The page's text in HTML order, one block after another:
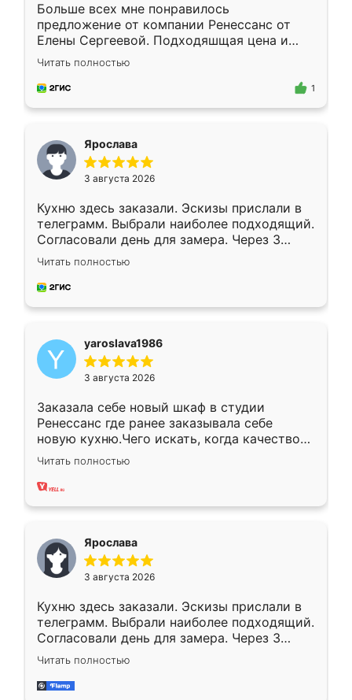
Больше всех мне понравилось
предложение от компании Ренессанс от
Елены Сергеевой. Подходяшщая цена и
короткие сроки изготовления. Приехавший
для замера сотрудник Владислав
предложил по моему эскизу самый
Читать полностью
1
Ярослава
3 августа 2026
Кухню здесь заказали. Эскизы прислали в
телеграмм. Выбрали наиболее подходящий.
Согласовали день для замера. Через 3
недели кухня была уже готова. Остались
довольны работой. Спасибо Ренессанс
мебель за качественную работу!
Читать полностью
yaroslava1986
3 августа 2026
Заказала себе новый шкаф в студии
Ренессанс где ранее заказывала себе
новую кухню.Чего искать, когда качеством
вполне довольна. Служит кухня уже почти
два года, нареканий нет.
Читать полностью
Ярослава
3 августа 2026
Кухню здесь заказали. Эскизы прислали в
телеграмм. Выбрали наиболее подходящий.
Согласовали день для замера. Через 3
недели кухня была уже готова. Остались
довольны работой. Спасибо Ренессанс
мебель за качественную работу!
Читать полностью